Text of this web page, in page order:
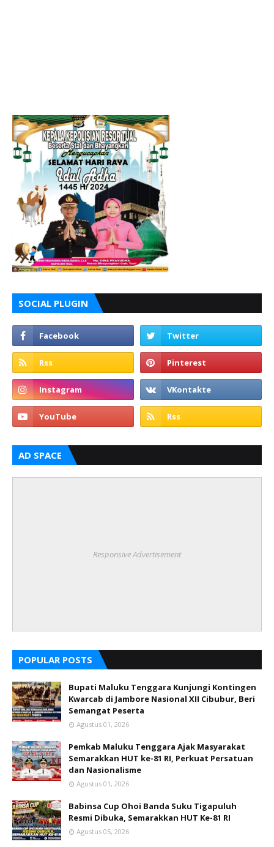
SOCIAL PLUGIN
AD SPACE
Responsive Advertisement
POPULAR POSTS
Bupati Maluku Tenggara Kunjungi Kontingen
Kwarcab di Jambore Nasional XII Cibubur, Beri
Semangat Peserta
Agustus 01, 2026
Pemkab Maluku Tenggara Ajak Masyarakat
Semarakkan HUT ke-81 RI, Perkuat Persatuan
dan Nasionalisme
Agustus 01, 2026
Babinsa Cup Ohoi Banda Suku Tigapuluh
Resmi Dibuka, Semarakkan HUT Ke-81 RI
Agustus 05, 2026